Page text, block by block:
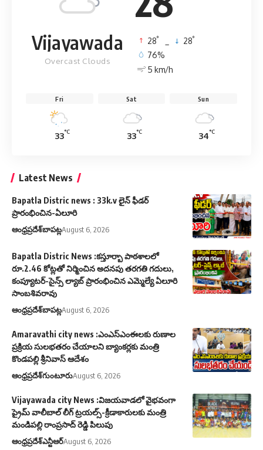
Vijayawada
Overcast Clouds
28° 28°
76%
5 km/h
Fri
33°C
Sat
33°C
Sun
34°C
Latest News
Bapatla Distric news : 33k.v లైన్ ఫీడర్
ప్రారంభించిన-ఏలూరి
ఆంధ్రప్రదేశ్బాపట్లAugust 6, 2026
Bapatla Distric News :కస్తూర్బా పాఠశాలలో
రూ.2.46 కోట్లతో నిర్మించిన అదనపు తరగతి గదులు,
కంప్యూటర్-సైన్స్ ల్యాబ్ ప్రారంభించిన ఎమ్మెల్యే ఏలూరి
సాంబశివరావు
ఆంధ్రప్రదేశ్బాపట్లAugust 6, 2026
Amaravathi city news :ఎంఎస్ఎంఈలకు రుణాల
ప్రక్రియ సులభతరం చేయాలని బ్యాంకర్లకు మంత్రి
కొండపల్లి శ్రీనివాస్ ఆదేశం
ఆంధ్రప్రదేశ్గుంటూరుAugust 6, 2026
Vijayawada city News :విజయవాడలో వైభవంగా
ప్రైమ్ వాలీబాల్ లీగ్ ట్రయల్స్-క్రీడాకారులకు మంత్రి
మండిపల్లి రాంప్రసాద్ రెడ్డి పిలుపు
ఆంధ్రప్రదేశ్ఎన్టీఆర్August 6, 2026